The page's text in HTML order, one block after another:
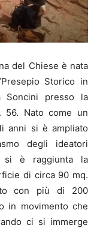
del Chiese è nata
Storico in
Soncini presso la
56. Nato come un
anni si è ampliato
degli ideatori
si è raggiunta la
di circa 90 mq.
con più di 200
in movimento che
ci si immerge